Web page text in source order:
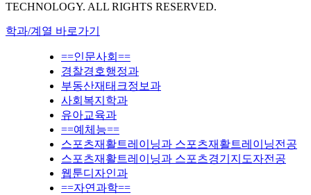
TECHNOLOGY. ALL RIGHTS RESERVED.
학과/계열 바로가기
==인문사회==
경찰경호행정과
부동산재태크정보과
사회복지학과
유아교육과
==예체능==
스포츠재활트레이닝과 스포츠재활트레이닝전공
스포츠재활트레이닝과 스포츠경기지도자전공
웹툰디자인과
==자연과학==